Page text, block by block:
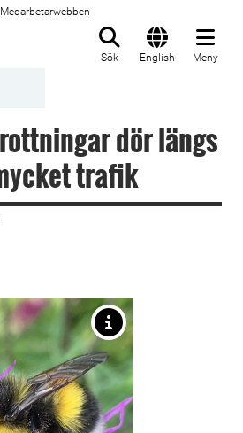
Medarbetarwebben
Sök English Meny
dör längs
trafik